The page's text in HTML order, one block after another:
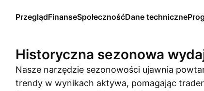
PrzeglądFinanseSpołecznośćDane techniczne
Historyczna sezonowa
Nasze narzędzie sezonowości ujawnia
trendy w wynikach aktywa, pomagając